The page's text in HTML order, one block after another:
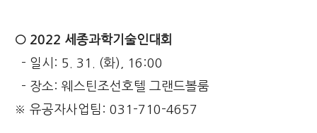
○ 2022 세종과학기술인대회
- 일시: 5. 31. (화), 16:00
- 장소: 웨스틴조선호텔 그랜드볼룸
※ 유공자사업팀: 031-710-4657